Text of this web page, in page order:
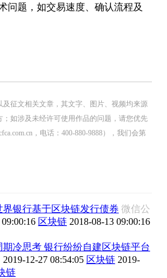
问题，如交易速度、确认流程及
征文相关文章，其文字、图片、视频均来源
如涉及未经许可使用作品的问题，请您优先
，电话：400-880-9888），我们会第
界银行基于区块链发行债券 微信公
区块链 2018-08-13 09:00:16
冷思考 银行纷纷自建区块链平台
2019-12-27 08:54:05 区块链 2019-
链